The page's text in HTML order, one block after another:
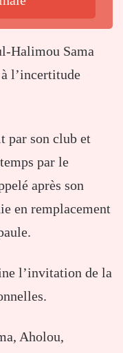
Halimou Sama
l’incertitude
par son club et
par le
après son
en remplacement
l’invitation de la
Aholou,